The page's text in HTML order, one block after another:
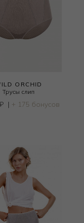
ORCHID
Трусы слип
₽ | + 175 бонусов